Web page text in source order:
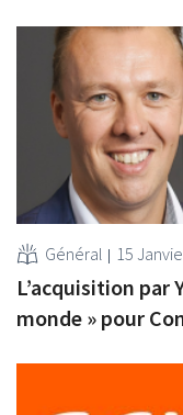
Général 15
L’acquisition par
monde » pour